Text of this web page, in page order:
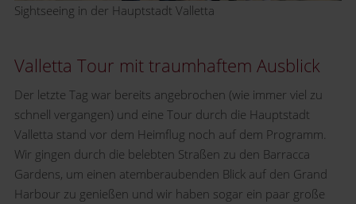
Sightseeing in der Hauptstadt Valletta
Valletta Tour mit traumhaftem Ausblick
Der letzte Tag war bereits angebrochen (wie immer viel zu
schnell vergangen) und eine Tour durch die Hauptstadt
Valletta stand vor dem Heimflug noch auf dem Programm.
Wir gingen durch die belebten Straßen zu den Barracca
Gardens, um einen atemberaubenden Blick auf den Grand
Harbour zu genießen und wir haben sogar ein paar große